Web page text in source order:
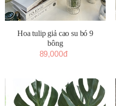
Hoa tulip giả cao su bó 9
bông
89,000đ